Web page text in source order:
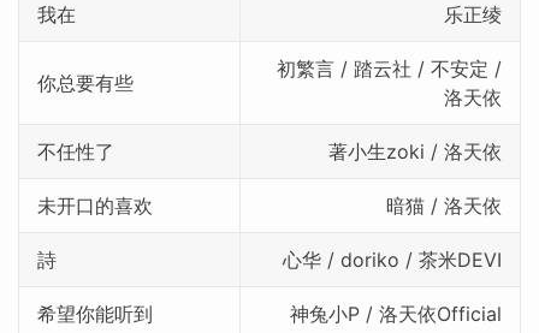
我在 乐正绫
你总要有些
初繁言 / 踏云社 / 不安定 /
洛天依
不任性了 著小生zoki / 洛天依
未开口的喜欢 暗猫 / 洛天依
詩 心华 / doriko / 茶米DEVI
希望你能听到 神兔小P / 洛天依Official